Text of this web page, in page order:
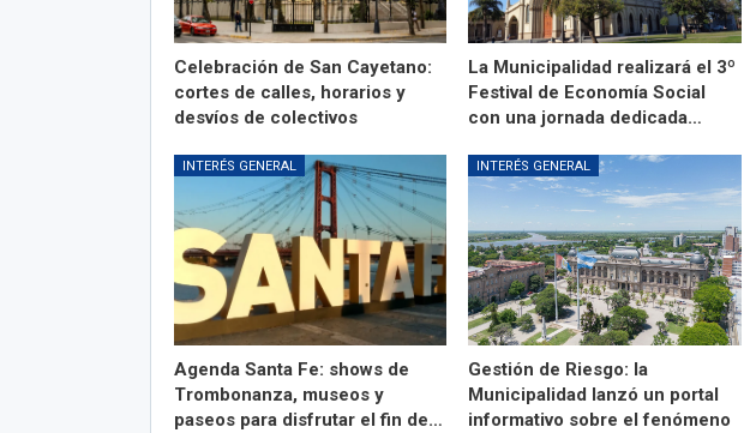
Celebración de San Cayetano:
cortes de calles, horarios y
desvíos de colectivos
La Municipalidad realizará el 3º
Festival de Economía Social
con una jornada dedicada…
INTERÉS GENERAL
Agenda Santa Fe: shows de
Trombonanza, museos y
paseos para disfrutar el fin de…
INTERÉS GENERAL
Gestión de Riesgo: la
Municipalidad lanzó un portal
informativo sobre el fenómeno